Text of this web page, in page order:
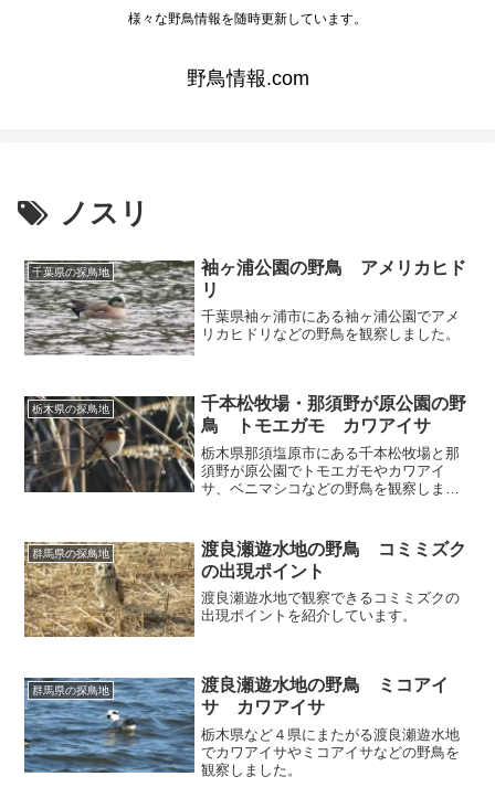
様々な野鳥情報を随時更新しています。
野鳥情報.com
ノスリ
千葉県の探鳥地
袖ヶ浦公園の野鳥 アメリカヒド
リ
千葉県袖ヶ浦市にある袖ヶ浦公園でアメ
リカヒドリなどの野鳥を観察しました。
栃木県の探鳥地
千本松牧場・那須野が原公園の野
鳥 トモエガモ カワアイサ
栃木県那須塩原市にある千本松牧場と那
須野が原公園でトモエガモやカワアイ
サ、ベニマシコなどの野鳥を観察しまし
群馬県の探鳥地
渡良瀬遊水地の野鳥 コミミズク
の出現ポイント
渡良瀬遊水地で観察できるコミミズクの
出現ポイントを紹介しています。
群馬県の探鳥地
渡良瀬遊水地の野鳥 ミコアイ
サ カワアイサ
栃木県など４県にまたがる渡良瀬遊水地
でカワアイサやミコアイサなどの野鳥を
観察しました。